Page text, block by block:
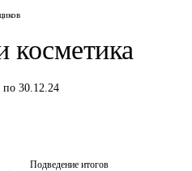
по 30.12.24
Подведение итогов